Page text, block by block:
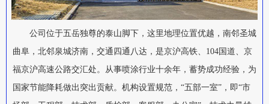
公司位于五岳独尊的泰山脚下，这里地理位置优越，南邻圣城
曲阜，北邻泉城济南，交通四通八达，是京沪高铁、104国道、京
福京沪高速公路交汇处。从事喷涂行业十余年，蓄势成功经验，为
国家节能降耗做出突出贡献。机构设置规范，“五部一室”，即“市